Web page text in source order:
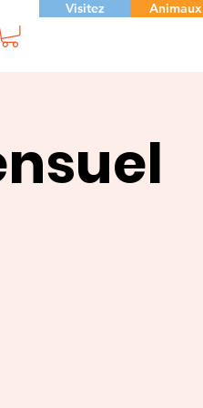
Visitez Animaux